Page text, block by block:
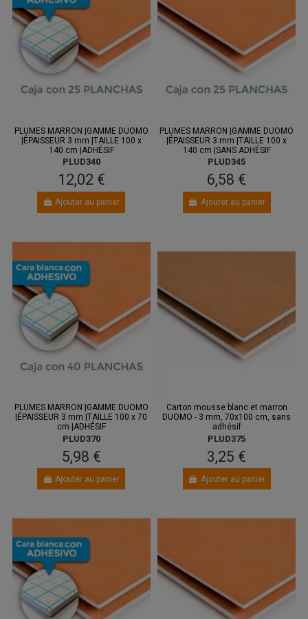
PLUMES MARRON |GAMME DUOMO
|ÉPAISSEUR 3 mm |TAILLE 100 x
140 cm |ADHÉSIF
PLUD340
12,02 €
Ajouter au panier
PLUMES MARRON |GAMME DUOMO
|ÉPAISSEUR 3 mm |TAILLE 100 x
140 cm |SANS ADHÉSIF
PLUD345
6,58 €
Ajouter au panier
PLUMES MARRON |GAMME DUOMO
|ÉPAISSEUR 3 mm |TAILLE 100 x 70
cm |ADHÉSIF
PLUD370
5,98 €
Ajouter au panier
Carton mousse blanc et marron
DUOMO - 3 mm, 70x100 cm, sans
adhésif
PLUD375
3,25 €
Ajouter au panier